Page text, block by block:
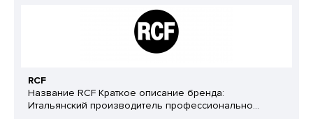
RCF
Название RCF Краткое описание бренда:
Итальянский производитель профессионально...